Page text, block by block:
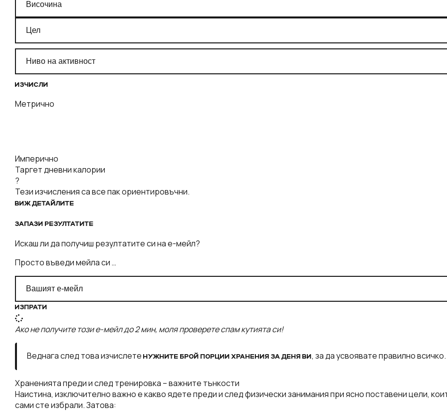
ИЗЧИСЛИ
Метрично
Имперично
Таргет дневни калории
?
Тези изчисления са все пак ориентировъчни.
ВИЖ ДЕТАЙЛИТЕ
ЗАПАЗИ РЕЗУЛТАТИТЕ
Искаш ли да получиш резултатите си на е-мейл?
Просто въведи мейла си …
ИЗПРАТИ
Ако не получите този е-мейл до 2 мин, моля проверете спам кутията си!
Веднага след това изчислете НУЖНИТЕ БРОЙ ПОРЦИИ ХРАНЕНИЯ ЗА ДЕНЯ ВИ , за да усвоявате правилно всичко.
Храненията преди и след тренировка – важните тънкости
Наистина, изключително важно е какво ядете преди и след физически занимания при ясно поставени цели,
сами сте избрали. Затова: